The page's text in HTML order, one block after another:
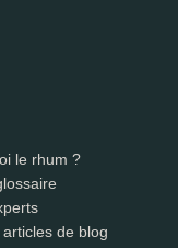
le rhum ?
articles de blog